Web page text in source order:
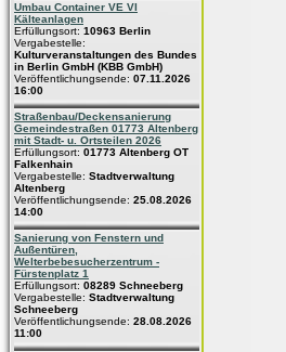
Umbau Container VE VI
Kälteanlagen
Erfüllungsort: 10963 Berlin
Vergabestelle:
Kulturveranstaltungen des Bundes
in Berlin GmbH (KBB GmbH)
Veröffentlichungsende: 07.11.2026
16:00
Straßenbau/Deckensanierung
Gemeindestraßen 01773 Altenberg
mit Stadt- u. Ortsteilen 2026
Erfüllungsort: 01773 Altenberg OT
Falkenhain
Vergabestelle: Stadtverwaltung
Altenberg
Veröffentlichungsende: 25.08.2026
14:00
Sanierung von Fenstern und
Außentüren,
Welterbebesucherzentrum -
Fürstenplatz 1
Erfüllungsort: 08289 Schneeberg
Vergabestelle: Stadtverwaltung
Schneeberg
Veröffentlichungsende: 28.08.2026
11:00